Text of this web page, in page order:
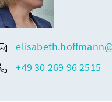
+49 30 269 96 2515